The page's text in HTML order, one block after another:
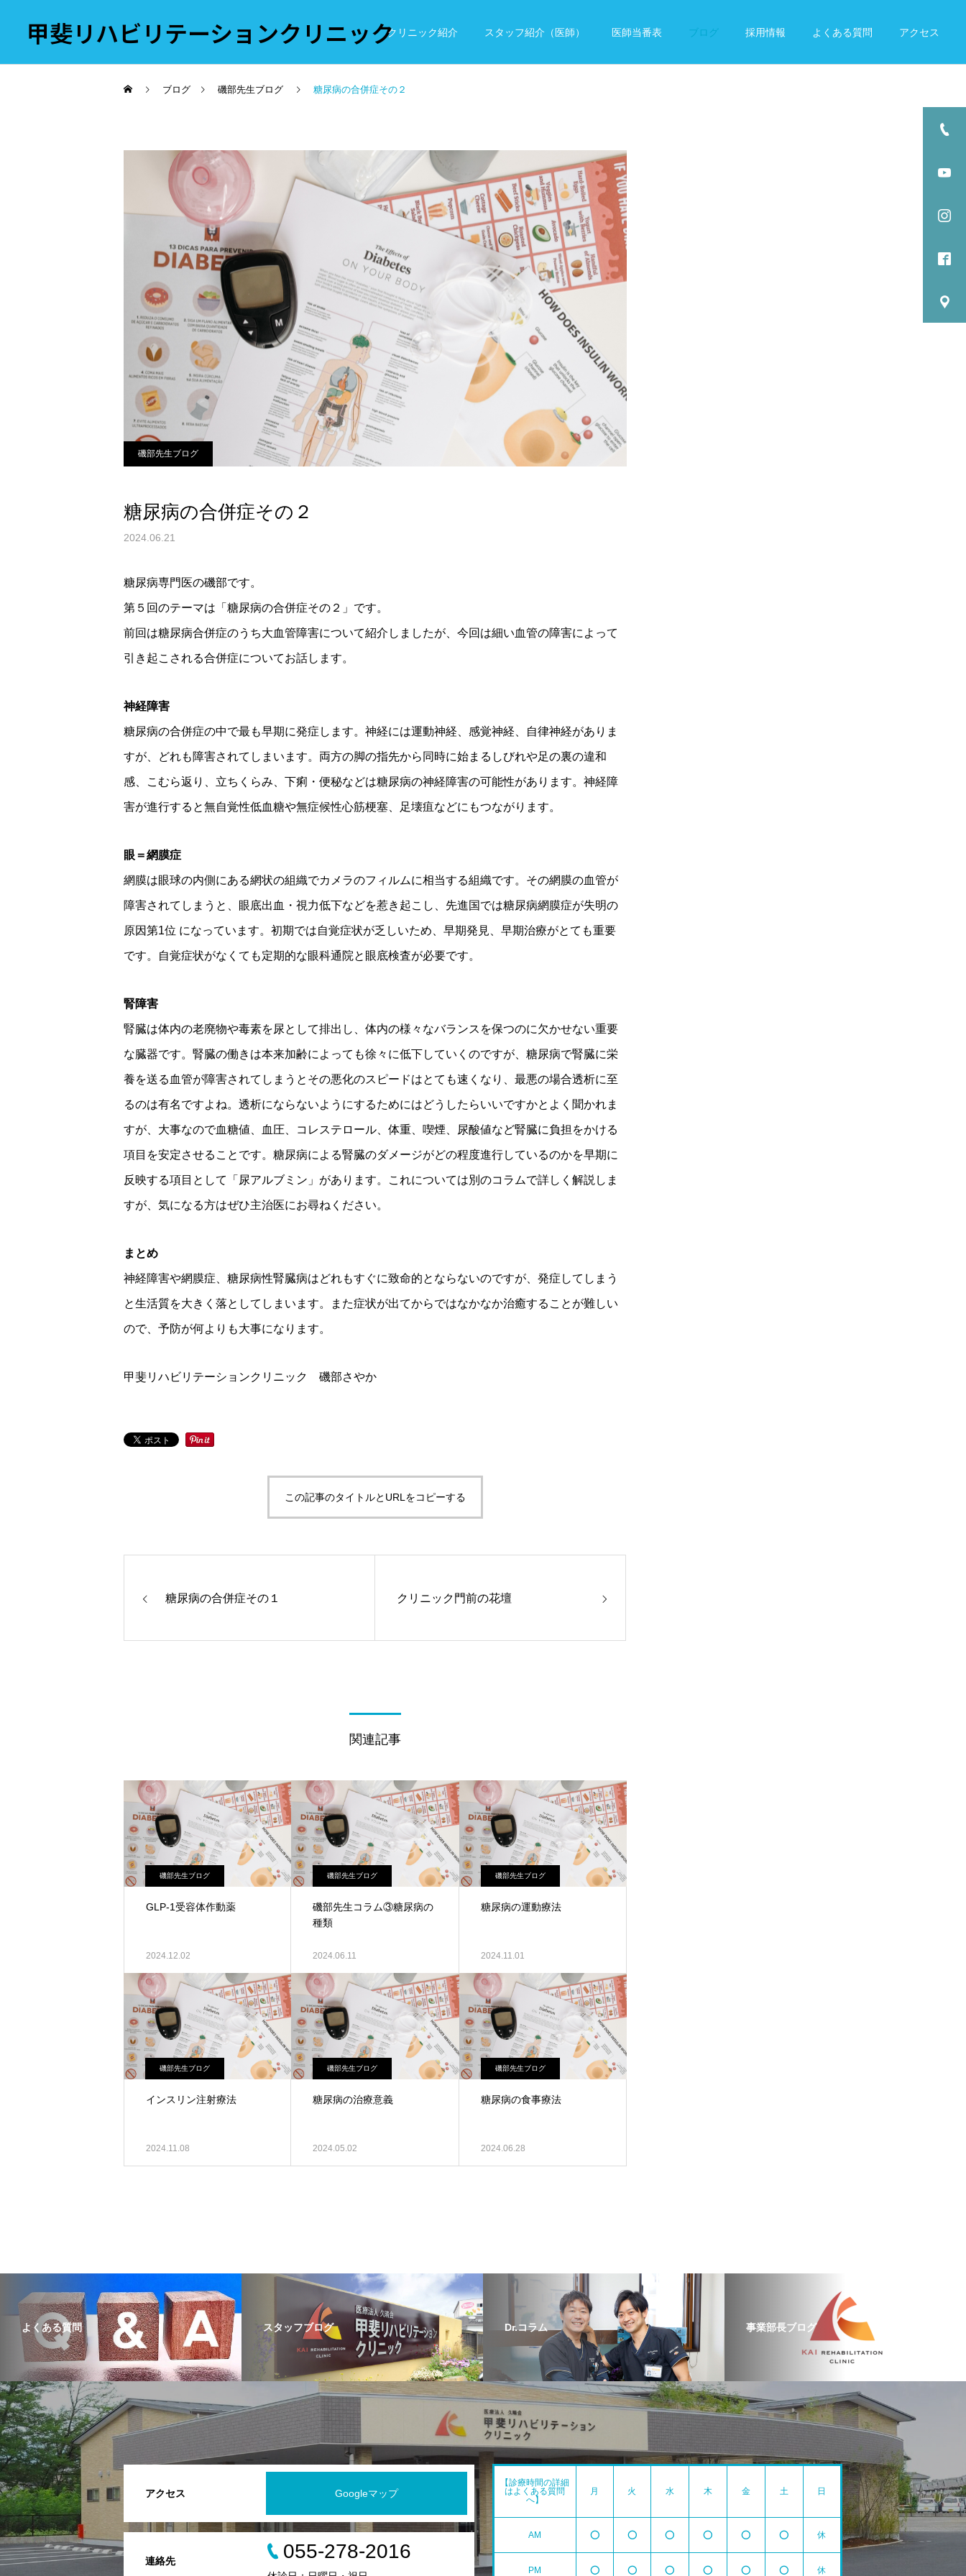
甲斐リハビリテーションクリニッククリニック紹介 スタッフ紹介（医師） 医師当番表 ブログ 採用情報 よくある質問 アクセス
ブログ 磯部先生ブログ 糖尿病の合併症その２
磯部先生ブログ
糖尿病の合併症その２
2024.06.21
糖尿病専門医の磯部です。
第５回のテーマは「糖尿病の合併症その２」です。
前回は糖尿病合併症のうち大血管障害について紹介しましたが、今回は細い血管の障害によって
引き起こされる合併症についてお話します。
神経障害
糖尿病の合併症の中で最も早期に発症します。神経には運動神経、感覚神経、自律神経がありま
すが、どれも障害されてしまいます。両方の脚の指先から同時に始まるしびれや足の裏の違和
感、こむら返り、立ちくらみ、下痢・便秘などは糖尿病の神経障害の可能性があります。神経障
害が進行すると無自覚性低血糖や無症候性心筋梗塞、足壊疽などにもつながります。
眼＝網膜症
網膜は眼球の内側にある網状の組織でカメラのフィルムに相当する組織です。その網膜の血管が
障害されてしまうと、眼底出血・視力低下などを惹き起こし、先進国では糖尿病網膜症が失明の
原因第1位 になっています。初期では自覚症状が乏しいため、早期発見、早期治療がとても重要
です。自覚症状がなくても定期的な眼科通院と眼底検査が必要です。
腎障害
腎臓は体内の老廃物や毒素を尿として排出し、体内の様々なバランスを保つのに欠かせない重要
な臓器です。腎臓の働きは本来加齢によっても徐々に低下していくのですが、糖尿病で腎臓に栄
養を送る血管が障害されてしまうとその悪化のスピードはとても速くなり、最悪の場合透析に至
るのは有名ですよね。透析にならないようにするためにはどうしたらいいですかとよく聞かれま
すが、大事なので血糖値、血圧、コレステロール、体重、喫煙、尿酸値など腎臓に負担をかける
項目を安定させることです。糖尿病による腎臓のダメージがどの程度進行しているのかを早期に
反映する項目として「尿アルブミン」があります。これについては別のコラムで詳しく解説しま
すが、気になる方はぜひ主治医にお尋ねください。
まとめ
神経障害や網膜症、糖尿病性腎臓病はどれもすぐに致命的とならないのですが、発症してしまう
と生活質を大きく落としてしまいます。また症状が出てからではなかなか治癒することが難しい
ので、予防が何よりも大事になります。
甲斐リハビリテーションクリニック 磯部さやか
この記事のタイトルとURLをコピーする
糖尿病の合併症その１ クリニック門前の花壇
関連記事
磯部先生ブログ
GLP-1受容体作動薬
2024.12.02
磯部先生ブログ
磯部先生コラム③糖尿病の
種類
2024.06.11
磯部先生ブログ
糖尿病の運動療法
2024.11.01
磯部先生ブログ
インスリン注射療法
2024.11.08
磯部先生ブログ
糖尿病の治療意義
2024.05.02
磯部先生ブログ
糖尿病の食事療法
2024.06.28
よくある質問 スタッフブログ Dr.コラム 事業部長ブログ
アクセス Googleマップ
連絡先 055-278-2016
【診療時間の詳細
はよくある質問
へ】
月 火 水 木 金 土 日
AM ⭕️ ⭕️ ⭕️ ⭕️ ⭕️ ⭕️ 休
PM ⭕️ ⭕️ ⭕️ ⭕️ ⭕️ ⭕️ 休